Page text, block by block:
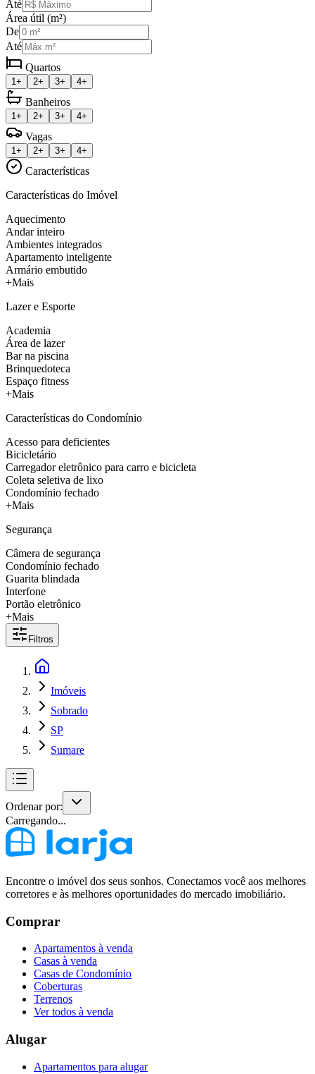
Até
Área útil (m²)
De
Até
Quartos
1+ 2+ 3+ 4+
Banheiros
1+ 2+ 3+ 4+
Vagas
1+ 2+ 3+ 4+
Características
Características do Imóvel
Aquecimento
Andar inteiro
Ambientes integrados
Apartamento inteligente
Armário embutido
+Mais
Lazer e Esporte
Academia
Área de lazer
Bar na piscina
Brinquedoteca
Espaço fitness
+Mais
Características do Condomínio
Acesso para deficientes
Bicicletário
Carregador eletrônico para carro e bicicleta
Coleta seletiva de lixo
Condomínio fechado
+Mais
Segurança
Câmera de segurança
Condomínio fechado
Guarita blindada
Interfone
Portão eletrônico
+Mais
Filtros
Imóveis
Sobrado
SP
Sumare
Ordenar por:
Carregando...
Encontre o imóvel dos seus sonhos. Conectamos você aos melhores
corretores e às melhores oportunidades do mercado imobiliário.
Comprar
Apartamentos à venda
Casas à venda
Casas de Condomínio
Coberturas
Terrenos
Ver todos à venda
Alugar
Apartamentos para alugar